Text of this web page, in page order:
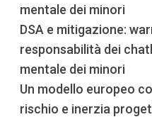
mentale dei minori
DSA e mitigazione:
responsabilità dei
mentale dei minori
Un modello europeo
rischio e inerzia